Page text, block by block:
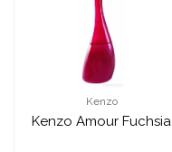
Kenzo
Kenzo Amour Fuchsia